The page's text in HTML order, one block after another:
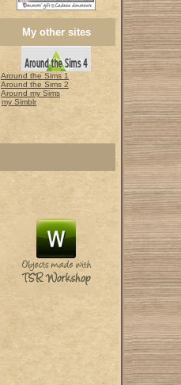
My other sites
Around the Sims 1
Around the Sims 2
Around my Sims
my Simblr